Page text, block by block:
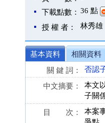
下載點數： 36 點
授 權 者： 林秀雄
基本資料
相關資料
關 鍵 詞：
否認
中文摘要：
本文
子關
目 次：
本案